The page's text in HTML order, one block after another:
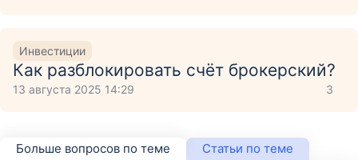
Инвестиции
Как разблокировать счёт брокерский?
13 августа 2025 14:29 3
Больше вопросов по теме Статьи по теме